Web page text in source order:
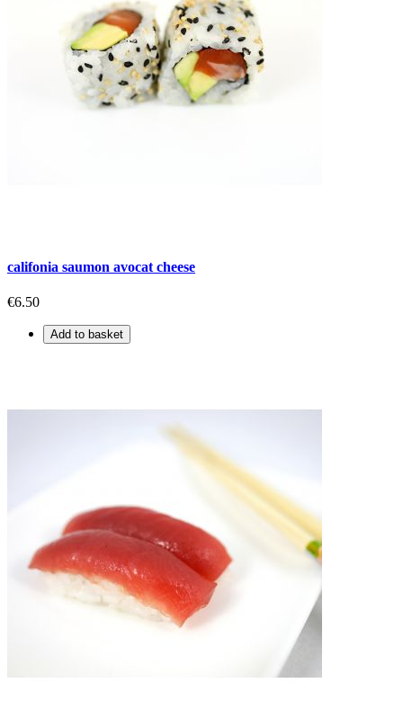
califonia saumon avocat cheese
€6.50
Add to basket